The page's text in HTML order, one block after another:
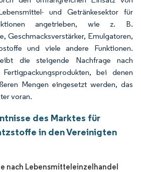
und Getränkesektor für
angetrieben, wie z. B.
Geschmacksverstärker, Emulgatoren,
und viele andere Funktionen.
die steigende Nachfrage nach
bei denen
Mengen eingesetzt werden, das
voran.
des Marktes für
in den Vereinigten
nach Lebensmitteleinzelhandel